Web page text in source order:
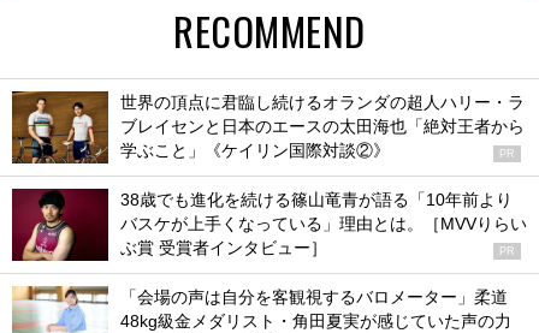
RECOMMEND
世界の頂点に君臨し続けるオランダの超人ハリー・ラ
ブレイセンと日本のエースの太田海也「絶対王者から
学ぶこと」《ケイリン国際対談②》
PR
38歳でも進化を続ける篠山竜青が語る「10年前より
バスケが上手くなっている」理由とは。［MVVりらい
ぶ賞 受賞者インタビュー］
PR
「会場の声は自分を客観視するバロメーター」柔道
48kg級金メダリスト・角田夏実が感じていた声の力